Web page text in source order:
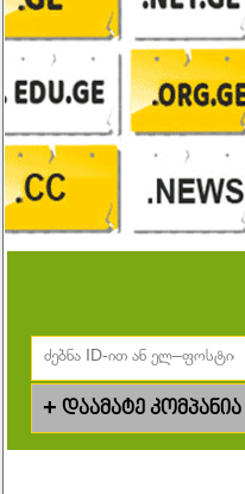
+ დაამატე კომპანია